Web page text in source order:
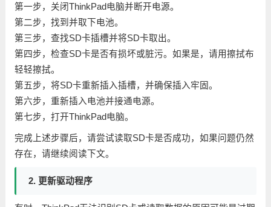
第一步，关闭ThinkPad电脑并断开电源。
第二步，找到并取下电池。
第三步，查找SD卡插槽并将SD卡取出。
第四步，检查SD卡是否有损坏或脏污。如果是，请用擦拭布
轻轻擦拭。
第五步，将SD卡重新插入插槽，并确保插入牢固。
第六步，重新插入电池并接通电源。
第七步，打开ThinkPad电脑。
完成上述步骤后，请尝试读取SD卡是否成功，如果问题仍然
存在，请继续阅读下文。
2. 更新驱动程序